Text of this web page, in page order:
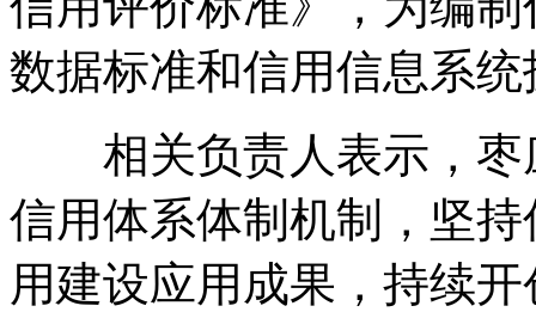
数据标准和信用信息系
相关负责人表示，枣
信用体系体制机制，坚
用建设应用成果，持续